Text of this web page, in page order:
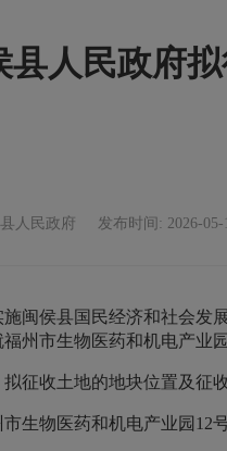
县人民政府
人民政府 发布时间: 2026-05-
施闽侯县国民经济和社会发
福州市生物医药和机电产业
拟征收土地的地块位置及征
市生物医药和机电产业园12